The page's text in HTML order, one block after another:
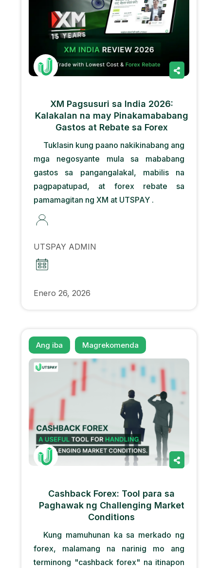
XM Pagsusuri sa India 2026:
Kalakalan na may Pinakamababang
Gastos at Rebate sa Forex
Tuklasin kung paano nakikinabang ang
mga negosyante mula sa mababang
gastos sa pangangalakal, mabilis na
pagpapatupad, at forex rebate sa
pamamagitan ng XM at UTSPAY .
UTSPAY ADMIN
Enero 26, 2026
Ang iba Magrekomenda
Cashback Forex: Tool para sa
Paghawak ng Challenging Market
Conditions
Kung mamuhunan ka sa merkado ng
forex, malamang na narinig mo ang
terminong "cashback forex" na itinapon